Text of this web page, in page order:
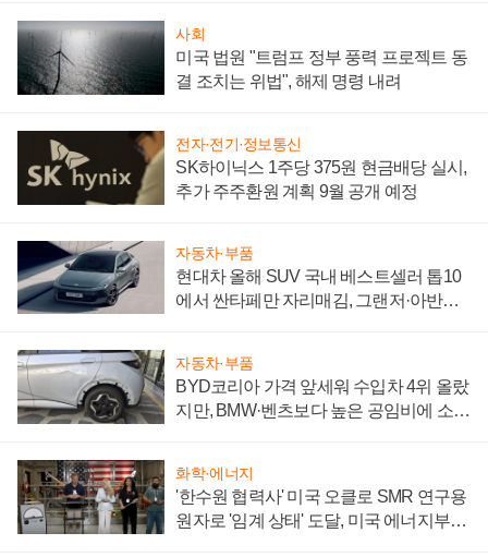
사회
미국 법원 "트럼프 정부 풍력 프로젝트 동
결 조치는 위법", 해제 명령 내려
전자·전기·정보통신
SK하이닉스 1주당 375원 현금배당 실시,
추가 주주환원 계획 9월 공개 예정
자동차·부품
현대차 올해 SUV 국내 베스트셀러 톱10
에서 싼타페만 자리매김, 그랜저·아반떼
자동차·부품
BYD코리아 가격 앞세워 수입차 4위 올랐
지만, BMW·벤츠보다 높은 공임비에 소비
화학·에너지
'한수원 협력사' 미국 오클로 SMR 연구용
원자로 '임계 상태' 도달, 미국 에너지부